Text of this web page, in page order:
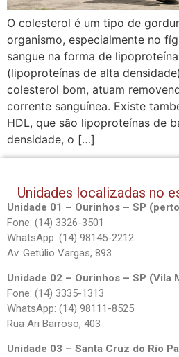
O colesterol é um tipo de
organismo, especialmente no
sangue na forma de
(lipoproteínas de alta
colesterol bom, atuam
corrente sanguínea. Existe
HDL, que são lipoproteínas de
densidade, o […]
Unidades localizadas no
Unidade 01 – Ourinhos – SP
Fone: (14) 3326-3501
WhatsApp: (14) 98145-2212
Av. Getúlio Vargas, 893
Unidade 02 – Ourinhos – SP (Vila
Fone: (14) 3335-1313
WhatsApp: (14) 98111-8525
Rua Ari Barroso, 403
Unidade 03 – Santa Cruz do Rio